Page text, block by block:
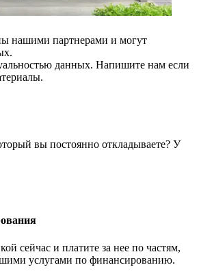
нашими партнерами и могут
данных. Напишите нам если
вы постоянно откладываете? У
сейчас и платите за нее по частям,
услугами по финансированию.